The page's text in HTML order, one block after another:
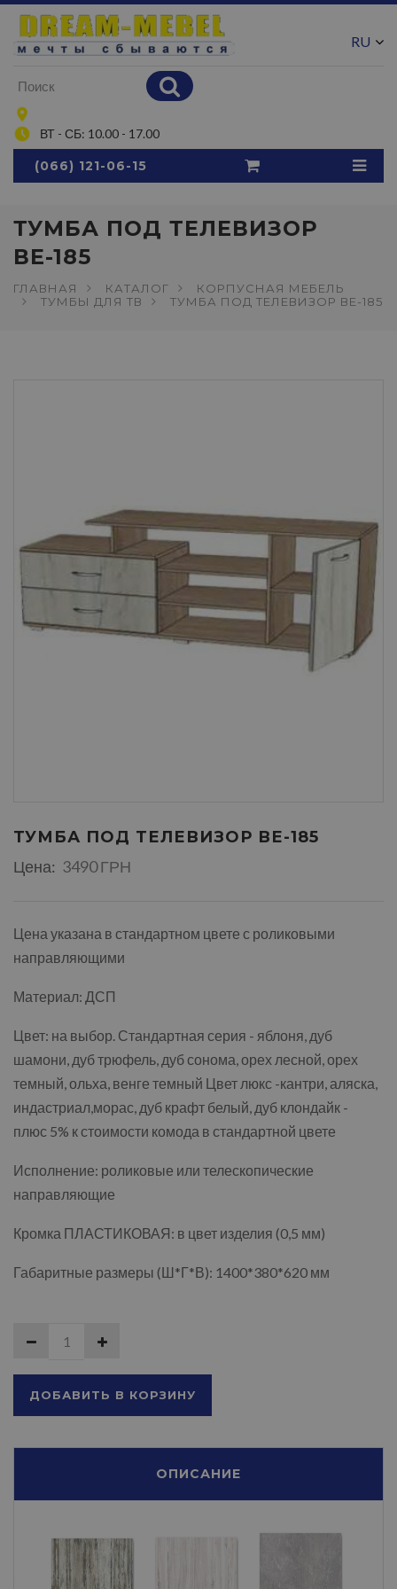
ВТ - СБ: 10.00 - 17.00
RU
(066) 121-06-15
ТУМБА ПОД ТЕЛЕВИЗОР
ВЕ-185
ГЛАВНАЯ КАТАЛОГ
КОРПУСНАЯ МЕБЕЛЬ
ТУМБЫ ДЛЯ ТВ
ТУМБА ПОД ТЕЛЕВИЗОР ВЕ-185
ТУМБА ПОД ТЕЛЕВИЗОР ВЕ-185
Цена: 3490 ГРН
Цена указана в стандартном цвете с роликовыми
направляющими
Материал: ДСП
Цвет: на выбор. Стандартная серия - яблоня, дуб
шамони, дуб трюфель, дуб сонома, орех лесной, орех
темный, ольха, венге темный Цвет люкс -кантри, аляска,
индастриал,морас, дуб крафт белый, дуб клондайк -
плюс 5% к стоимости комода в стандартной цвете
Исполнение: роликовые или телескопические
направляющие
Кромка ПЛАСТИКОВАЯ: в цвет изделия (0,5 мм)
Габаритные размеры (Ш*Г*В): 1400*380*620 мм
ДОБАВИТЬ В КОРЗИНУ
ОПИСАНИЕ